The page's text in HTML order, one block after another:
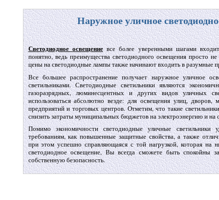
Наружное уличное
Светодиодное освещениевсе более уверенными шагами
понятно, ведь преимущества светодиодного освещения просто
цены на светодиодные лампы также начинают входить в разумные
Все большее распространение получает наружное уличное
светильниками. Светодиодные светильники являются
газоразрядных, люминесцентных и других видов уличных
использоваться абсолютно везде: для освещения улиц, дворов,
предприятий и торговых центров. Отметим, что такие
снизить затраты муниципальных бюджетов на электроэнергию и на
Помимо экономичности светодиодные уличные светильники
требованиям, как повышенные защитные свойства, а также
при этом успешно справляющаяся с той нагрузкой, которая на
светодиодное освещение, Вы всегда сможете быть спокойны
собственную безопасность.